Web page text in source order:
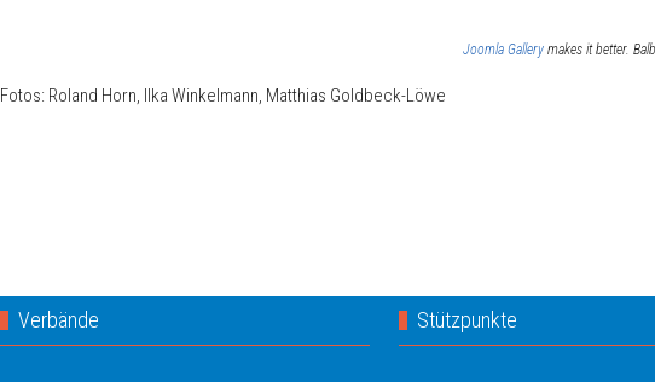
Joomla Gallery makes it better.
Fotos: Roland Horn, Ilka Winkelmann, Matthias Goldbeck-Löwe
Verbände Stützpunkte